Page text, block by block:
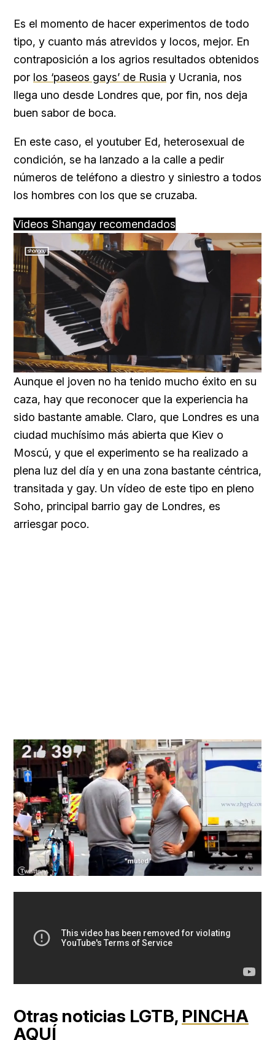
Es el momento de hacer experimentos de todo
tipo, y cuanto más atrevidos y locos, mejor. En
contraposición a los agrios resultados obtenidos
por los ‘paseos gays’ de Rusia y Ucrania, nos
llega uno desde Londres que, por fin, nos deja
buen sabor de boca.
En este caso, el youtuber Ed, heterosexual de
condición, se ha lanzado a la calle a pedir
números de teléfono a diestro y siniestro a todos
los hombres con los que se cruzaba.
Videos Shangay recomendados
Unmute Loaded
59.22%
Aunque el joven no ha tenido mucho éxito en su
caza, hay que reconocer que la experiencia ha
sido bastante amable. Claro, que Londres es una
ciudad muchísimo más abierta que Kiev o
Moscú, y que el experimento se ha realizado a
plena luz del día y en una zona bastante céntrica,
transitada y gay. Un vídeo de este tipo en pleno
Soho, principal barrio gay de Londres, es
arriesgar poco.
Otras noticias LGTB, PINCHA
AQUÍ